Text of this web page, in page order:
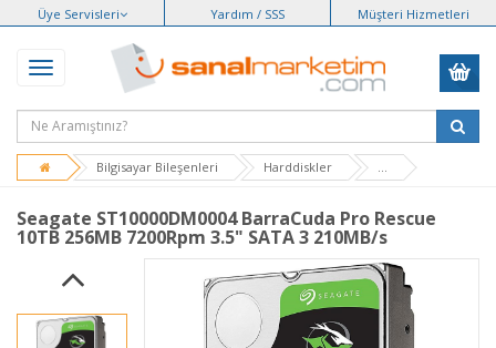
Üye Servisleri Yardım / SSS Müşteri Hizmetleri
Bilgisayar Bileşenleri Harddiskler
Seagate ST10000DM0004 BarraCuda Pro Rescue
10TB 256MB 7200Rpm 3.5" SATA 3 210MB/s